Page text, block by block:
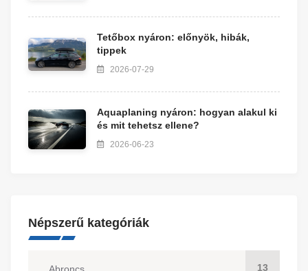
Tetőbox nyáron: előnyök, hibák,
tippek
2026-07-29
Aquaplaning nyáron: hogyan alakul ki
és mit tehetsz ellene?
2026-06-23
Népszerű kategóriák
13